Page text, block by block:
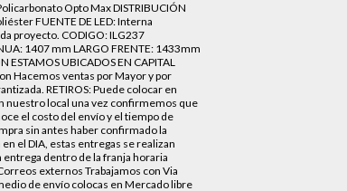
Opto Max DISTRIBUCIÓN
FUENTE DE LED: Interna
proyecto. CODIGO: ILG237
1407 mm LARGO FRENTE: 1433mm
UBICADOS EN CAPITAL
Hacemos ventas por Mayor y por
RETIROS: Puede colocar en
nuestro local una vez confirmemos que
el costo del envío y el tiempo de
sin antes haber confirmado la
el DIA, estas entregas se realizan
dentro de la franja horaria
externos Trabajamos con Via
de envío colocas en Mercado libre